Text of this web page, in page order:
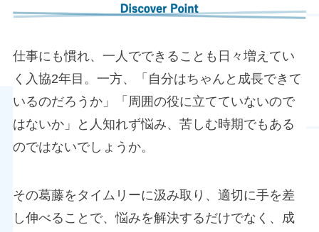
仕事にも慣れ、一人でできることも日々増えてい
く入協2年目。一方、「自分はちゃんと成長できて
いるのだろうか」「周囲の役に立てていないので
はないか」と人知れず悩み、苦しむ時期でもある
のではないでしょうか。
その葛藤をタイムリーに汲み取り、適切に手を差
し伸べることで、悩みを解決するだけでなく、成